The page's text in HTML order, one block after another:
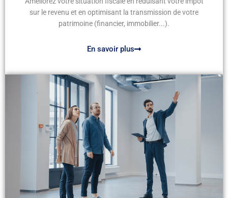
sur le revenu et en optimisant la transmission de votre
patrimoine (financier, immobilier...).
En savoir plus